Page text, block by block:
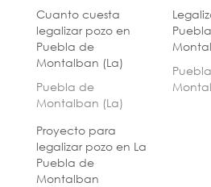
Cuanto cuesta
legalizar pozo en
Puebla de
Montalban (La)
Puebla de
Montalban (La)
Proyecto para
legalizar pozo en La
Puebla de
Montalban